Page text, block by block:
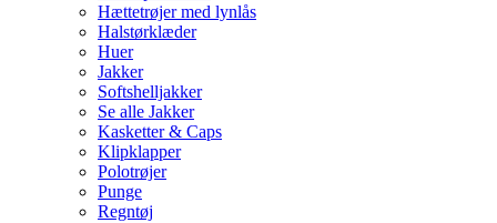
Hættetrøjer med lynlås
Halstørklæder
Huer
Jakker
Softshelljakker
Se alle Jakker
Kasketter & Caps
Klipklapper
Polotrøjer
Punge
Regntøj